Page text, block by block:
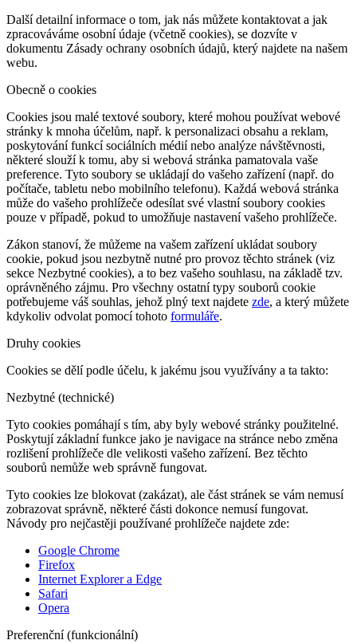
Další detailní informace o tom, jak nás můžete kontaktovat a jak
zpracováváme osobní údaje (včetně cookies), se dozvíte v
dokumentu Zásady ochrany osobních údajů, který najdete na našem
webu.
Obecně o cookies
Cookies jsou malé textové soubory, které mohou používat webové
stránky k mnoha účelům, např. k personalizaci obsahu a reklam,
poskytování funkcí sociálních médií nebo analýze návštěvnosti,
některé slouží k tomu, aby si webová stránka pamatovala vaše
preference. Tyto soubory se ukládají do vašeho zařízení (např. do
počítače, tabletu nebo mobilního telefonu). Každá webová stránka
může do vašeho prohlížeče odesílat své vlastní soubory cookies
pouze v případě, pokud to umožňuje nastavení vašeho prohlížeče.
Zákon stanoví, že můžeme na vašem zařízení ukládat soubory
cookie, pokud jsou nezbytně nutné pro provoz těchto stránek (viz
sekce Nezbytné cookies), a to bez vašeho souhlasu, na základě tzv.
oprávněného zájmu. Pro všechny ostatní typy souborů cookie
potřebujeme váš souhlas, jehož plný text najdete zde, a který můžete
kdykoliv odvolat pomocí tohoto formuláře.
Druhy cookies
Cookies se dělí podle účelu, k jakému jsou využívány a ta takto:
Nezbytné (technické)
Tyto cookies pomáhají s tím, aby byly webové stránky použitelné.
Poskytují základní funkce jako je navigace na stránce nebo změna
rozlišení prohlížeče dle velikosti vašeho zařízení. Bez těchto
souborů nemůže web správně fungovat.
Tyto cookies lze blokovat (zakázat), ale část stránek se vám nemusí
zobrazovat správně, některé části dokonce nemusí fungovat.
Návody pro nejčastěji používané prohlížeče najdete zde:
Google Chrome
Firefox
Internet Explorer a Edge
Safari
Opera
Preferenční (funkcionální)